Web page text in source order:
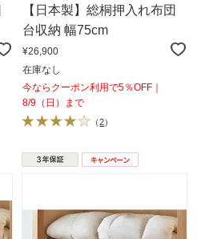
【日本製】総桐押入れ布団
台収納 幅75cm
¥26,900
在庫なし
今ならクーポン利用で5％OFF｜
8/9（日）まで
（2）